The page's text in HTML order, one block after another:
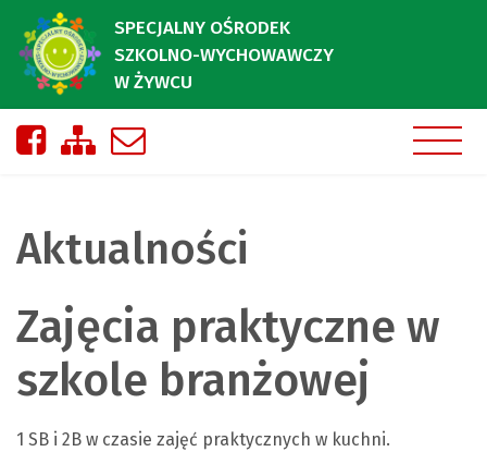
SPECJALNY OŚRODEK
SZKOLNO-WYCHOWAWCZY
W ŻYWCU
Nasza strona na Facebooku
Zobacz mapę strony
Aktualności
Zajęcia praktyczne w
szkole branżowej
1 SB i 2B w czasie zajęć praktycznych w kuchni.